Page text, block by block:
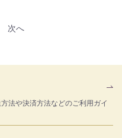
次へ
法や決済方法などのご利用ガイ